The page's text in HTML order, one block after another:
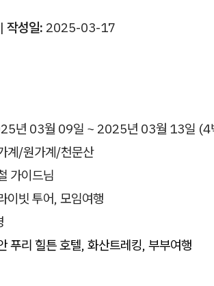
작성일: 2025-03-17
년 03월 09일 ~ 2025년 03월 13일 (4
계/원가계/천문산
가이드님
이빗 투어, 모임여행
푸리 힐튼 호텔, 화산트레킹, 부부여행